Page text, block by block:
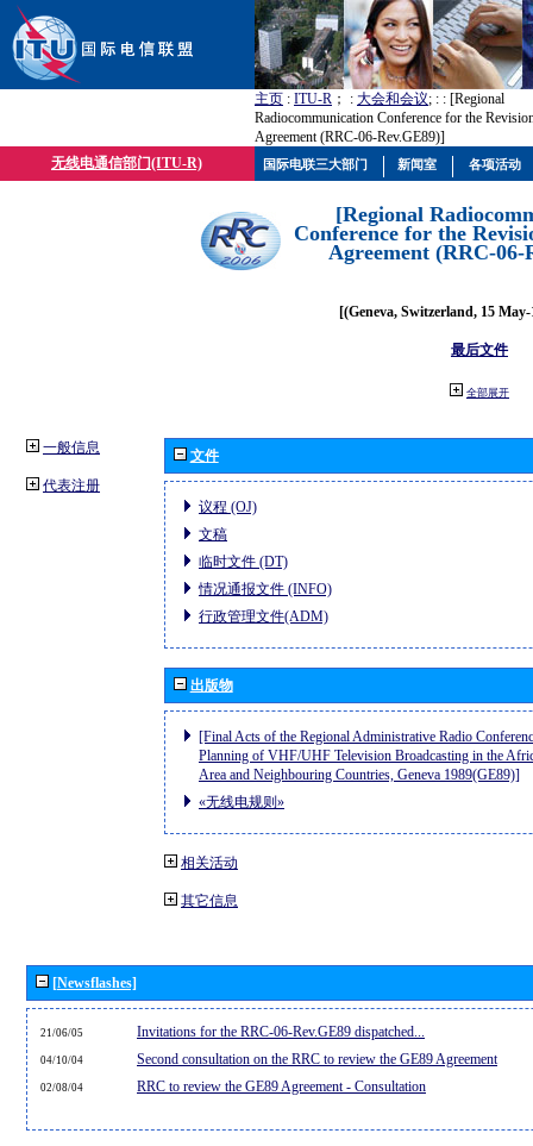
主页 : ITU-R ； : 大会和会议; : : [Regional
Radiocommunication Conference for the
Agreement (RRC-06-Rev.GE89)]
无线电通信部门(ITU-R)
[Regional
Conference for the
Agreement (RRC-06-
[(Geneva, Switzerland, 15
最后文件
全部展开
一般信息
代表注册
文件
议程 (OJ)
文稿
临时文件 (DT)
情况通报文件 (INFO)
行政管理文件(ADM)
出版物
[Final Acts of the Regional Administrative Radio
Planning of VHF/UHF Television Broadcasting in the
Area and Neighbouring Countries, Geneva 1989(GE89)]
«无线电规则»
相关活动
其它信息
[Newsflashes]
21/06/05 Invitations for the RRC-06-Rev.GE89 dispatched...
04/10/04 Second consultation on the RRC to review the GE89 Agreement
02/08/04 RRC to review the GE89 Agreement - Consultation
国际电联三大部门 新闻室 各项活动